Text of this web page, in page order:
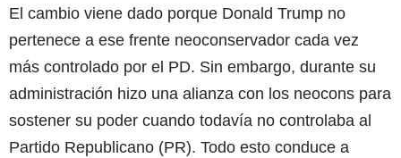
El cambio viene dado porque Donald Trump no
pertenece a ese frente neoconservador cada vez
más controlado por el PD. Sin embargo, durante su
administración hizo una alianza con los neocons para
sostener su poder cuando todavía no controlaba al
Partido Republicano (PR). Todo esto conduce a